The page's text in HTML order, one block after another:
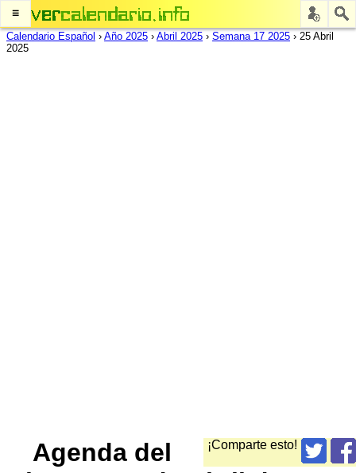
≡
Calendario Español › Año 2025 › Abril 2025 › Semana 17 2025 › 25 Abril
2025
¡Comparte esto!
Agenda del